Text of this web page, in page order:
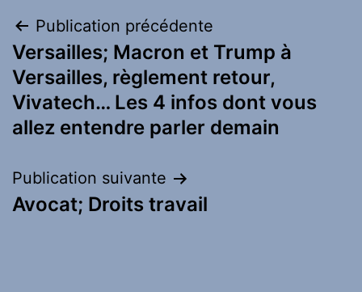
Navigation
de
l’article
Publication précédente
Versailles; Macron et Trump à
Versailles, règlement retour,
Vivatech… Les 4 infos dont vous
allez entendre parler demain
Publication suivante
Avocat; Droits travail